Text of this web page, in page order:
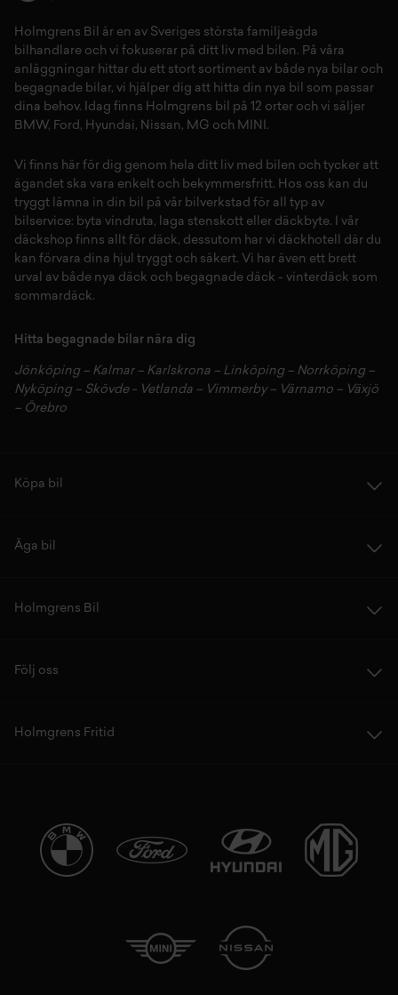
Holmgrens Bil är en av Sveriges största familjeägda
bilhandlare och vi fokuserar på ditt liv med bilen. På våra
anläggningar hittar du ett stort sortiment av både nya bilar och
begagnade bilar, vi hjälper dig att hitta din nya bil som passar
dina behov. Idag finns Holmgrens bil på 12 orter och vi säljer
BMW, Ford, Hyundai, Nissan , MG och MINI.
Vi finns här för dig genom hela ditt liv med bilen och tycker att
ägandet ska vara enkelt och bekymmersfritt. Hos oss kan du
tryggt lämna in din bil på vår bilverkstad för all typ av
bilservice: byta vindruta, laga stenskott eller däckbyte. I vår
däckshop finns allt för däck, dessutom har vi däckhotell där du
kan förvara dina hjul tryggt och säkert. Vi har även ett brett
urval av både nya däck och begagnade däck - vinterdäck som
sommardäck.
Hitta begagnade bilar nära dig
Jönköping– Kalmar – Karlskrona – Linköping– Norrköping–
Nyköping– Skövde- Vetlanda – Vimmerby– Värnamo – Växjö
– Örebro
Köpa bil
Äga bil
Holmgrens Bil
Följ oss
Holmgrens Fritid